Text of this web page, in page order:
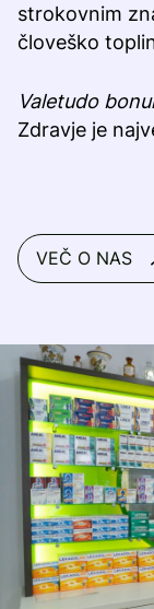
strokovnim
človeško
Valetudo
Zdravje je
VEČ O NAS